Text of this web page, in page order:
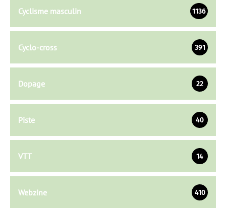
Cyclisme masculin 1136
Cyclo-cross 391
Dopage 22
Piste 40
VTT 14
Webzine 410